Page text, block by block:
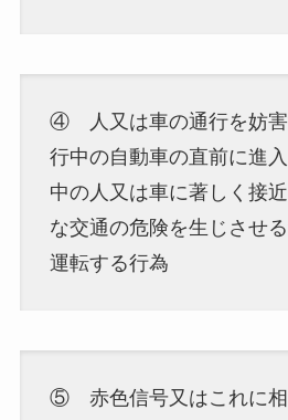
④ 人又は車の通行を妨害
行中の自動車の直前に進
中の人又は車に著しく接
な交通の危険を生じさせ
運転する行為
⑤ 赤色信号又はこれに相